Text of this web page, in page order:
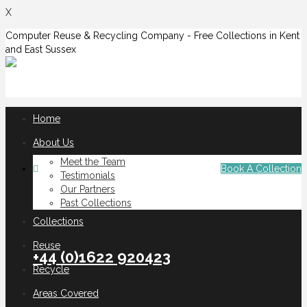
X
Computer Reuse & Recycling Company - Free Collections in Kent
and East Sussex
Book A Collection
+44 (0)1622 920423
Home
About Us
Meet the Team
Testimonials
Our Partners
Past Collections
Collections
Reuse
Recycle
Areas Covered